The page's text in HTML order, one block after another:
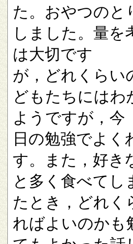
た。おやつのと
しました。量を
は大切です
が，どれくらい
どもたちには
ようですが，今
日の勉強でよく
す。また，好き
と多く食べてし
たとき，どれく
ればよいのかも